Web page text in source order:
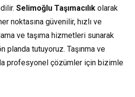
Selimoğlu Taşımacılık olarak
noktasına güvenilir, hızlı ve
ve taşıma hizmetleri sunarak
planda tutuyoruz. Taşınma ve
profesyonel çözümler için bizimle